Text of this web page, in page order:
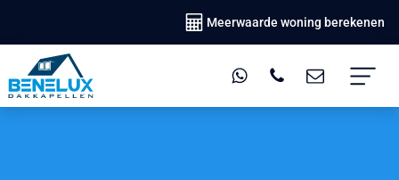
Meerwaarde woning berekenen